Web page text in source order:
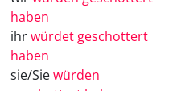
haben
ihrwürdet geschottert
haben
sie/Siewürden